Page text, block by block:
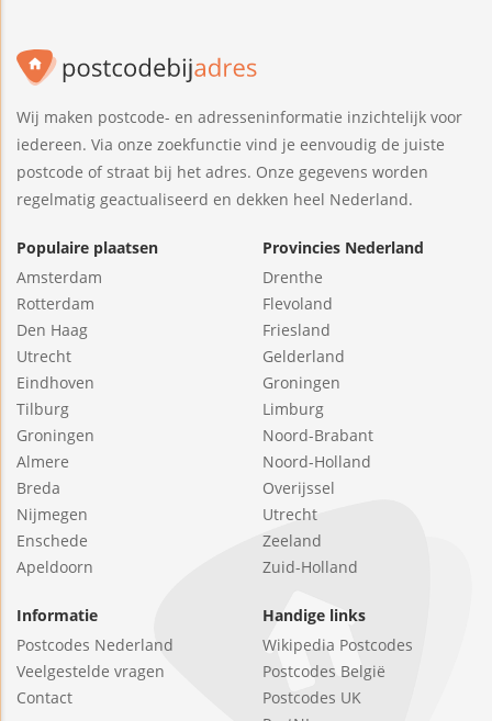
Wij maken postcode- en adresseninformatie inzichtelijk voor
iedereen. Via onze zoekfunctie vind je eenvoudig de juiste
postcode of straat bij het adres. Onze gegevens worden
regelmatig geactualiseerd en dekken heel Nederland.
Populaire plaatsen
Amsterdam
Rotterdam
Den Haag
Utrecht
Eindhoven
Tilburg
Groningen
Almere
Breda
Nijmegen
Enschede
Apeldoorn
Provincies Nederland
Drenthe
Flevoland
Friesland
Gelderland
Groningen
Limburg
Noord-Brabant
Noord-Holland
Overijssel
Utrecht
Zeeland
Zuid-Holland
Informatie
Postcodes Nederland
Veelgestelde vragen
Contact
Handige links
Wikipedia Postcodes
Postcodes België
Postcodes UK